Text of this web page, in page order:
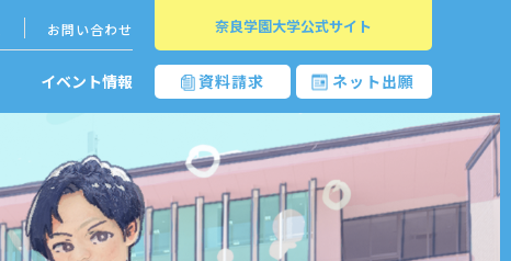
お問い合わせ
イベント情報
奈良学園大学公式サイト
資料請求 ネット出願